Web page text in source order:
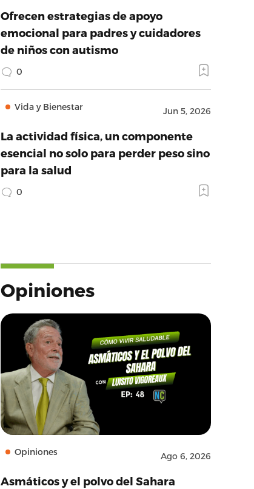
Ofrecen estrategias de apoyo
emocional para padres y cuidadores
de niños con autismo
0
Vida y Bienestar Jun 5, 2026
La actividad física, un componente
esencial no solo para perder peso sino
para la salud
0
Opiniones
Opiniones Ago 6, 2026
Asmáticos y el polvo del Sahara